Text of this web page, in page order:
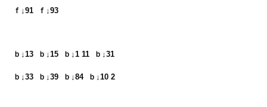
ｆ↓91 ｆ↓93
ｂ↓13  ｂ↓15  ｂ↓1 11  ｂ↓31
ｂ↓33  ｂ↓39  ｂ↓84  ｂ↓10 2